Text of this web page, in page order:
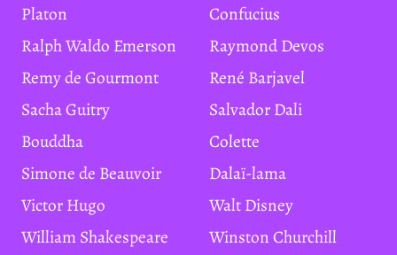
Platon
Confucius
Ralph Waldo Emerson
Raymond Devos
Remy de Gourmont
René Barjavel
Sacha Guitry
Salvador Dali
Bouddha
Colette
Simone de Beauvoir
Dalaï-lama
Victor Hugo
Walt Disney
William Shakespeare
Winston Churchill